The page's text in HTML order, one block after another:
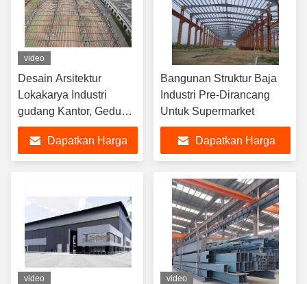
video
Desain Arsitektur
Lokakarya Industri
gudang Kantor, Gedung
Kerangka Baja Dua
Lantai Dapatkan Harga
Bangunan Struktur Baja
Industri Pre-Dirancang
Untuk Supermarket
Dapatkan Harga
video video